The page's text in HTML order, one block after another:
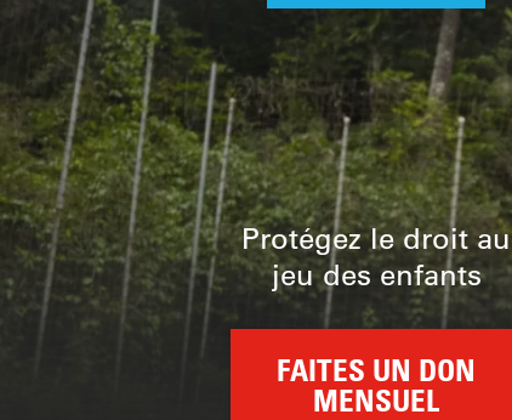
Protégez le droit au
jeu des enfants
FAITES UN DON
MENSUEL